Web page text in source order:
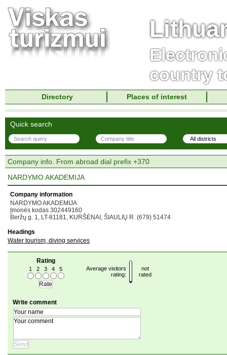
country
Directory Places of interest
Quick search
Company info. From abroad dial prefix +370
NARDYMO AKADEMIJA
Company information
NARDYMO AKADEMIJA
Įmonės kodas 302449160
Beržų g. 1, LT-81181, KURŠĖNAI, ŠIAULIŲ R. (679) 51474
Headings
Water tourism, diving services
Rating
1 2 3 4 5
Average visitors
rating:
not
rated
Write comment